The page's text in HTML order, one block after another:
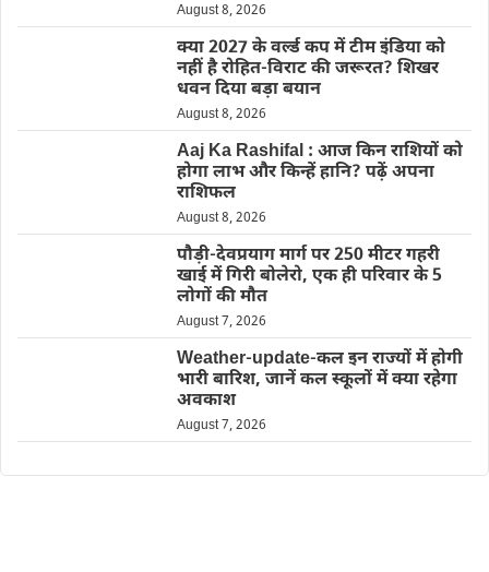
August 8, 2026
क्या 2027 के वर्ल्ड कप में टीम इंडिया को
नहीं है रोहित-विराट की जरूरत? शिखर
धवन दिया बड़ा बयान
August 8, 2026
Aaj Ka Rashifal : आज किन राशियों को
होगा लाभ और किन्हें हानि? पढ़ें अपना
राशिफल
August 8, 2026
पौड़ी-देवप्रयाग मार्ग पर 250 मीटर गहरी
खाई में गिरी बोलेरो, एक ही परिवार के 5
लोगों की मौत
August 7, 2026
Weather-update-कल इन राज्यों में होगी
भारी बारिश, जानें कल स्कूलों में क्या रहेगा
अवकाश
August 7, 2026